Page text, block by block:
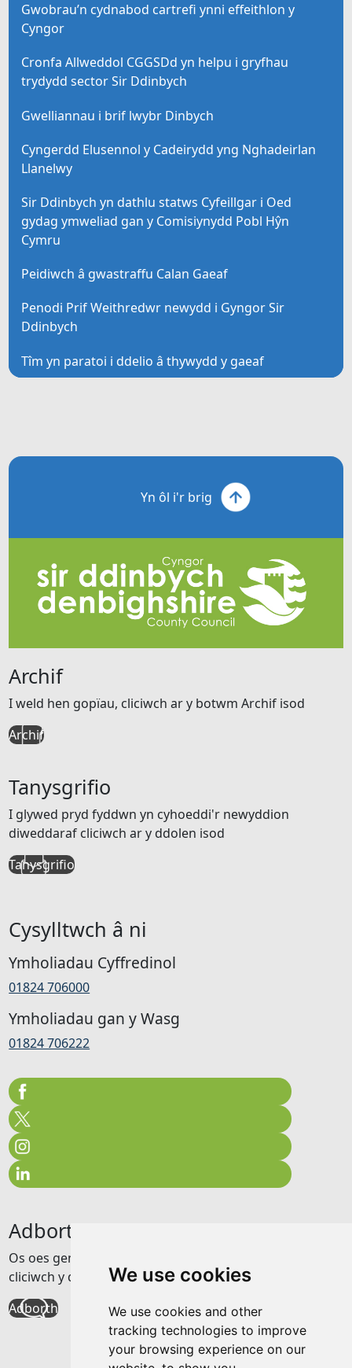
We use cookies
We use cookies and other
tracking technologies to improve
your browsing experience on our
Gwobrau’n cydnabod cartrefi ynni effeithlon y
Cyngor
Cronfa Allweddol CGGSDd yn helpu i gryfhau
trydydd sector Sir Ddinbych
Gwelliannau i brif lwybr Dinbych
Cyngerdd Elusennol y Cadeirydd yng Nghadeirlan
Llanelwy
Sir Ddinbych yn dathlu statws Cyfeillgar i Oed
gydag ymweliad gan y Comisiynydd Pobl Hŷn
Cymru
Peidiwch â gwastraffu Calan Gaeaf
Penodi Prif Weithredwr newydd i Gyngor Sir
Ddinbych
Tîm yn paratoi i ddelio â thywydd y gaeaf
Yn ôl i'r brig
Archif
I weld hen gopïau, cliciwch ar y botwm Archif isod
Archif
Tanysgrifio
I glywed pryd fyddwn yn cyhoeddi'r newyddion
diweddaraf cliciwch ar y ddolen isod
Tanysgrifio
Cysylltwch â ni
Ymholiadau Cyffredinol
01824 706000
Ymholiadau gan y Wasg
01824 706222
Adborth
Os oes gennych unrhyw adborth am y wefan hon
cliciwch y ddolen isod
Adborth